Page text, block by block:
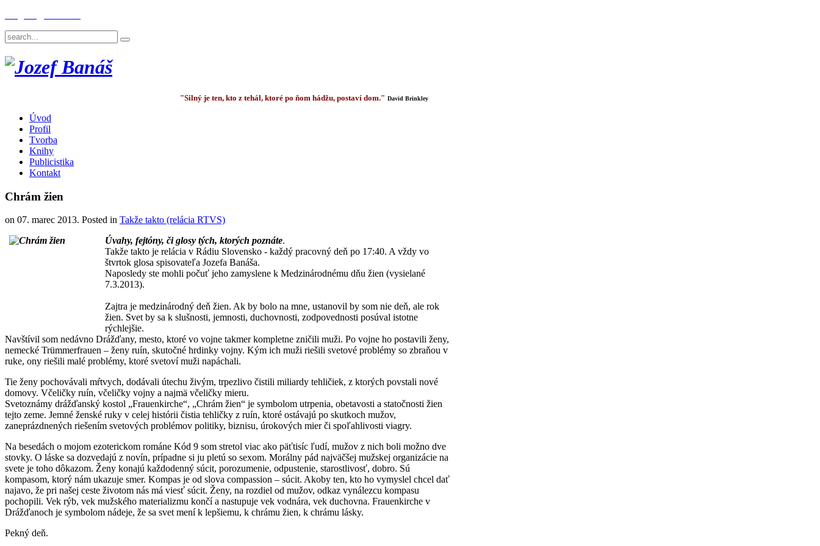
"Silný je ten, kto z tehál, ktoré po ňom hádžu, postaví dom." David Brinkley
Úvod
Profil
Tvorba
Knihy
Publicistika
Kontakt
Chrám žien
on 07. marec 2013. Posted in Takže takto (relácia RTVS)
Úvahy, fejtóny, či glosy tých, ktorých poznáte.
Takže takto je relácia v Rádiu Slovensko - každý pracovný deň po 17:40. A vždy vo
štvrtok glosa spisovateľa Jozefa Banáša.
Naposledy ste mohli počuť jeho zamyslene k Medzinárodnému dňu žien (vysielané
7.3.2013).
Zajtra je medzinárodný deň žien. Ak by bolo na mne, ustanovil by som nie deň, ale rok
žien. Svet by sa k slušnosti, jemnosti, duchovnosti, zodpovednosti posúval istotne
rýchlejšie.
Navštívil som nedávno Drážďany, mesto, ktoré vo vojne takmer kompletne zničili muži. Po vojne ho postavili ženy,
nemecké Trümmerfrauen – ženy ruín, skutočné hrdinky vojny. Kým ich muži riešili svetové problémy so zbraňou v
ruke, ony riešili malé problémy, ktoré svetoví muži napáchali.
Tie ženy pochovávali mŕtvych, dodávali útechu živým, trpezlivo čistili miliardy tehličiek, z ktorých povstali nové
domovy. Včeličky ruín, včeličky vojny a najmä včeličky mieru.
Svetoznámy drážďanský kostol „Frauenkirche“, „Chrám žien“ je symbolom utrpenia, obetavosti a statočnosti žien
tejto zeme. Jemné ženské ruky v celej histórii čistia tehličky z ruín, ktoré ostávajú po skutkoch mužov,
zaneprázdnených riešením svetových problémov politiky, biznisu, úrokových mier či spoľahlivosti viagry.
Na besedách o mojom ezoterickom románe Kód 9 som stretol viac ako päťtisíc ľudí, mužov z nich boli možno dve
stovky. O láske sa dozvedajú z novín, prípadne si ju pletú so sexom. Morálny pád najväčšej mužskej organizácie na
svete je toho dôkazom. Ženy konajú každodenný súcit, porozumenie, odpustenie, starostlivosť, dobro. Sú
kompasom, ktorý nám ukazuje smer. Kompas je od slova compassion – súcit. Akoby ten, kto ho vymyslel chcel dať
najavo, že pri našej ceste životom nás má viesť súcit. Ženy, na rozdiel od mužov, odkaz vynálezcu kompasu
pochopili. Vek rýb, vek mužského materializmu končí a nastupuje vek vodnára, vek duchovna. Frauenkirche v
Drážďanoch je symbolom nádeje, že sa svet mení k lepšiemu, k chrámu žien, k chrámu lásky.
Pekný deň.